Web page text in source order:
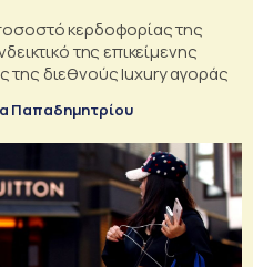
κερδοφορίας της
της επικείμενης
διεθνούς luxury αγοράς
Παπαδημητρίου